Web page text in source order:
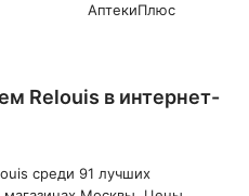
АптекиПлюс
Relouis в интернет-
среди 91 лучших